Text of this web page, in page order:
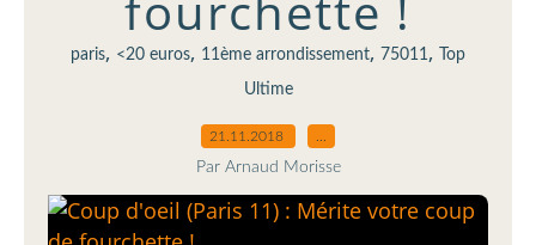
paris, <20 euros, 11ème arrondissement, 75011, Top
Ultime
21.11.2018
Par Arnaud Morisse